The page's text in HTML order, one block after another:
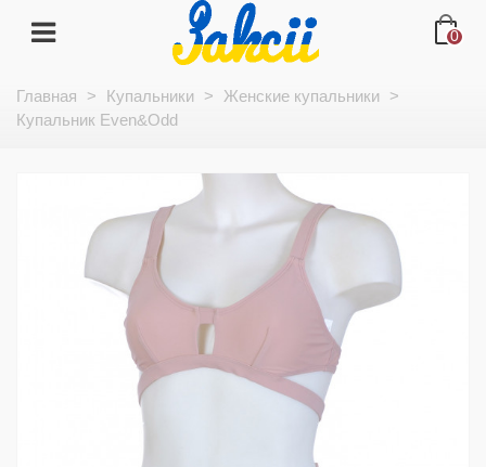
0
Главная > Купальники > Женские купальники
>
Купальник Even&Odd